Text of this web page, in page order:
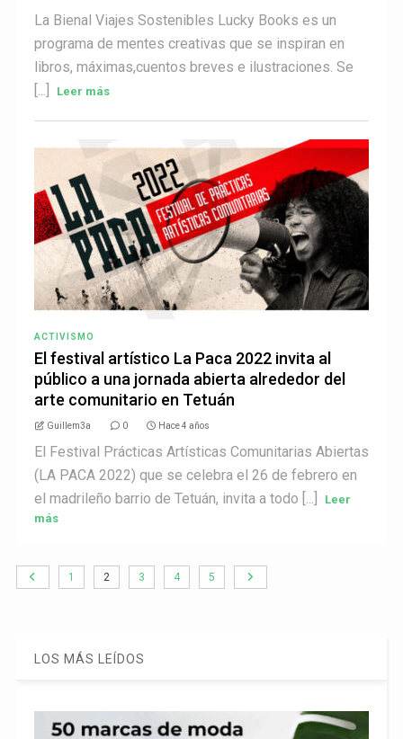
La Bienal Viajes Sostenibles Lucky Books es un
programa de mentes creativas que se inspiran en
libros, máximas,cuentos breves e ilustraciones. Se
[...]
Leer más
ACTIVISMO
El festival artístico La Paca 2022 invita al
público a una jornada abierta alrededor del
arte comunitario en Tetuán
Guillem3a 0 Hace 4 años
El Festival Prácticas Artísticas Comunitarias Abiertas
(LA PACA 2022) que se celebra el 26 de febrero en
el madrileño barrio de Tetuán, invita a todo [...]
Leer
más
1 2 3 4 5
LOS MÁS LEÍDOS